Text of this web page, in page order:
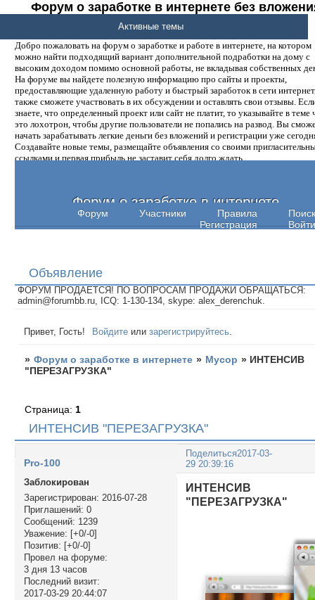
Форум о заработке в интернете без
денег.
Добро пожаловать на форум о заработке и работе в интернете, на котором
можно найти подходящий вариант дополнительной подработки на дому с
высоким доходом помимо основной работы, не вкладывая собственных
На форуме вы найдете полезную информацию про сайты и проекты,
предоставляющие удаленную работу и быстрый заработок в сети
также сможете участвовать в их обсуждении и оставлять свои отзывы.
знаете, что определенный проект или сайт не платит, то указывайте в теме
это лохотрон, чтобы другие пользователи не попались на развод. Вы
начать зарабатывать легкие деньги без вложений и регистрации уже
Создавайте новые темы, размещайте объявления со своими
ссылками и первая прибыль не заставит себя долго ждать.
Форум о заработке в интернете
Форум Участники Правила
Поиск
Регистрация
Войти
Активные темы
Объявление
ФОРУМ ПРОДАЕТСЯ! ПО ВОПРОСАМ ПРОДАЖИ ОБРАЩАТЬСЯ:
admin@forumbb.ru, ICQ: 1-130-134, skype: alex_derenchuk.
Привет, Гость! Войдите илизарегистрируйтесь
» Форум о заработке в интернете » Мусор » ИНТЕНСИВ
"ПЕРЕЗАГРУЗКА"
ИНТЕНСИВ "ПЕРЕЗАГРУЗКА"
Страница: 1
Поделиться2017-03-
29 20:39:16
Pro-100
Заблокирован
Зарегистрирован: 2016-07-28
Приглашений: 0
Сообщений: 1239
Уважение: [+0/-0]
Позитив: [+0/-0]
Провел на форуме:
3 дня 13 часов
Последний визит:
2017-03-29 20:44:07
ИНТЕНСИВ
"ПЕРЕЗАГРУЗКА"